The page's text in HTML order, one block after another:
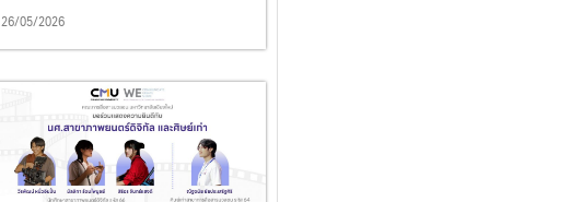
26/05/2026